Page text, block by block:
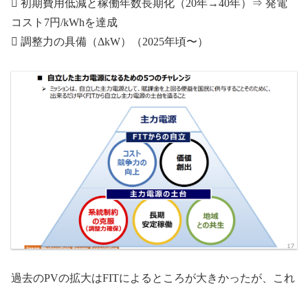
 初期費⽤低減と稼働年数⻑期化（20年→40年）⇒ 発電
コスト7円/kWhを達成
 調整⼒の具備（ΔkW）（2025年頃〜）
過去のPVの拡大はFITによるところが大きかったが、これ